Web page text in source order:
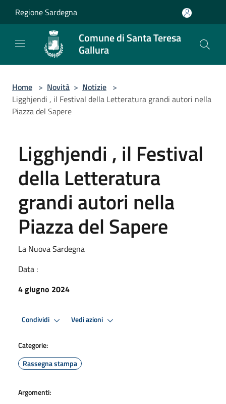
Regione Sardegna
Comune di Santa Teresa
Gallura
Home > Novità > Notizie >
Ligghjendi , il Festival della Letteratura grandi autori nella
Piazza del Sapere
Ligghjendi , il Festival
della Letteratura
grandi autori nella
Piazza del Sapere
La Nuova Sardegna
Data :
4 giugno 2024
Condividi Vedi azioni
Categorie:
Rassegna stampa
Argomenti: